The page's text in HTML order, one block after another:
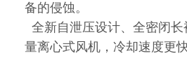
备的侵蚀。
全新自泄压设计、全密闭
量离心式风机，冷却速度更